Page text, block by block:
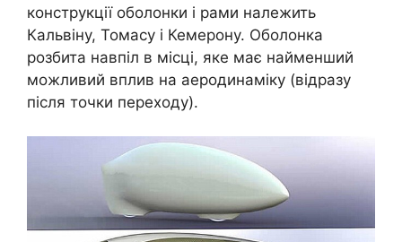
конструкції оболонки і рами належить
Кальвіну, Томасу і Кемерону. Оболонка
розбита навпіл в місці, яке має найменший
можливий вплив на аеродинаміку (відразу
після точки переходу).